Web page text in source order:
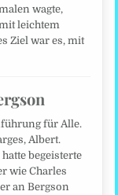
wagte,
leichtem
Ziel war es, mit
für Alle.
Albert.
begeisterte
wie Charles
an Bergson